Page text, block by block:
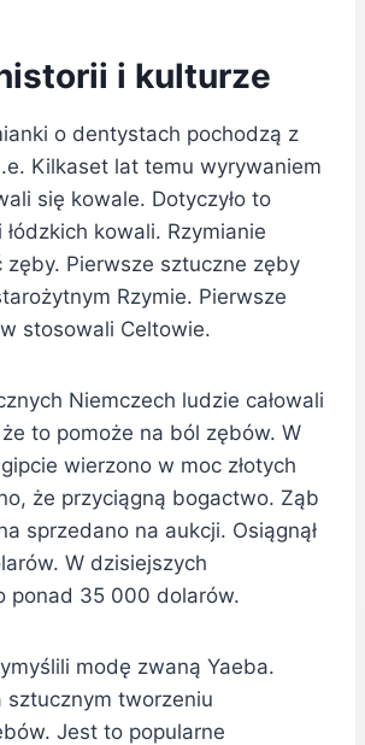
i kulturze
o dentystach pochodzą z
Kilkaset lat temu wyrywaniem
się kowale. Dotyczyło to
kowali. Rzymianie
zęby. Pierwsze sztuczne zęby
Rzymie. Pierwsze
stosowali Celtowie.
Niemczech ludzie całowali
że to pomoże na ból zębów. W
wierzono w moc złotych
że przyciągną bogactwo. Ząb
sprzedano na aukcji. Osiągnął
W dzisiejszych
ponad 35 000 dolarów.
modę zwaną Yaeba.
sztucznym tworzeniu
Jest to popularne